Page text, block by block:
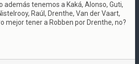
además tenemos a Kaká, Alonso, Guti,
Raúl, Drenthe, Van der Vaart,
mejor tener a Robben por Drenthe, no?